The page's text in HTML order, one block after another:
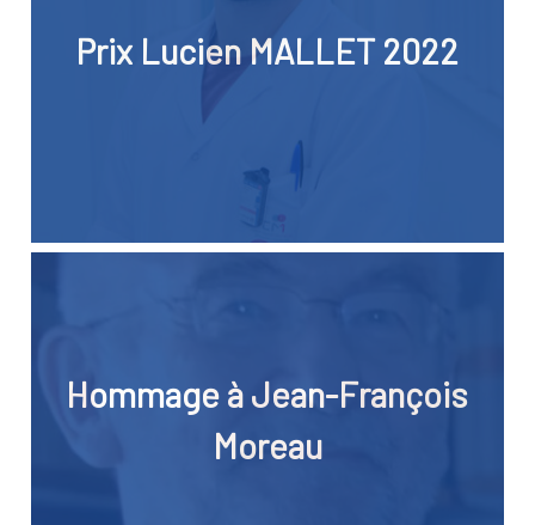
Prix Lucien MALLET 2022
Hommage à Jean-François
Moreau